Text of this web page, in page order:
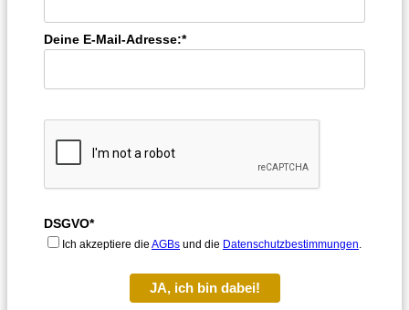
Deine E-Mail-Adresse:*
DSGVO*
Ich akzeptiere die AGBs und die Datenschutzbestimmungen
JA, ich bin dabei!